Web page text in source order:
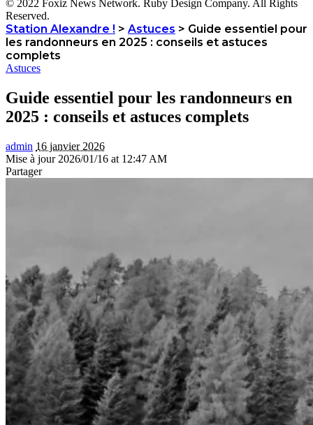
© 2022 Foxiz News Network. Ruby Design Company. All Rights
Reserved.
Station Alexandre ! > Astuces > Guide essentiel pour
les randonneurs en 2025 : conseils et astuces
complets
Astuces
Guide essentiel pour les randonneurs en
2025 : conseils et astuces complets
admin 16 janvier 2026
Mise à jour 2026/01/16 at 12:47 AM
Partager